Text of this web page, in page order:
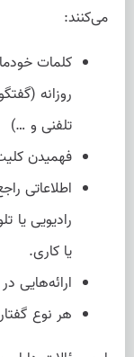
می‌کنند:
کلمات
روزانه
تلفنی و …)
فهمیدن
اطلاعاتی
رادیویی یا
یا کاری.
ارائه‌هایی
هر نوع